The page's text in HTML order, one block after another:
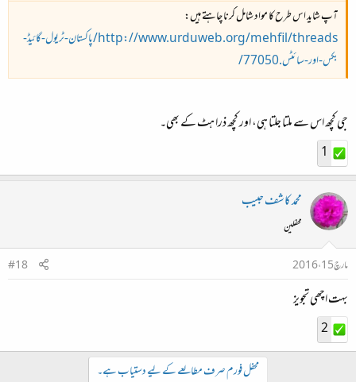
آپ شاید اس طرح کا مواد شامل کرنا چاہتے ہیں:
http://www.urduweb.org/mehfil/threads/پاکستان-ٹریول-گائیڈ-
بکس-اور-سائٹس.77050/
جی کچھ اس سے ملتا جلتا ہی، اور کچھ ذرا ہٹ کے بھی۔
1
محمد کاشف حبیب
محفلین
مارچ 15، 2016
#18
بہت اچھی تجویز
2
محفل فورم صرف مطالعے کے لیے دستیاب ہے۔